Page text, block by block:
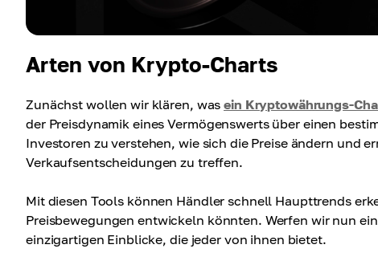
Arten von Krypto-Charts
Zunächst wollen wir klären, wasein Kryptowährungs-
der Preisdynamik eines Vermögenswerts über einen
Investoren zu verstehen, wie sich die Preise ändern und
Verkaufsentscheidungen zu treffen.
Mit diesen Tools können Händler schnell Haupttrends
Preisbewegungen entwickeln könnten. Werfen wir nun
einzigartigen Einblicke, die jeder von ihnen bietet.